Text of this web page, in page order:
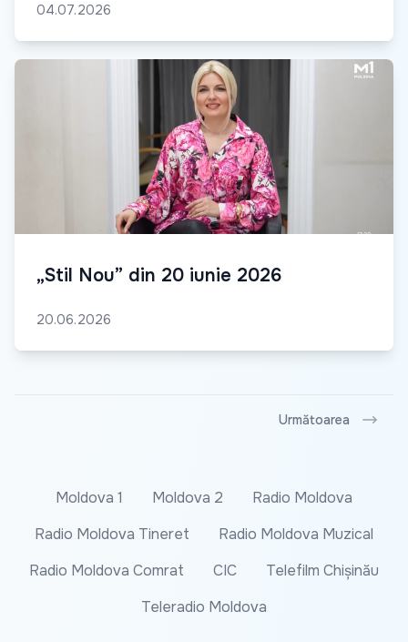
04.07.2026
„Stil Nou” din 20 iunie 2026
20.06.2026
Următoarea
Moldova 1 Moldova 2
Radio Moldova
Radio Moldova Tineret
Radio Moldova Muzical
Radio Moldova Comrat
CIC
Telefilm Chișinău
Teleradio Moldova